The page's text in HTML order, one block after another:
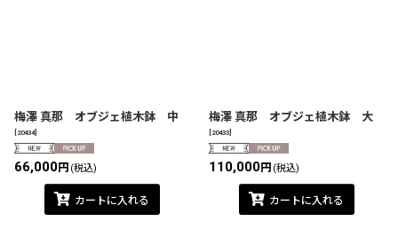
梅澤 真那 オブジェ植木鉢 中
[20434]
66,000円 (税込)
カートに入れる
梅澤 真那 オブジェ植木鉢 大
[20433]
110,000円 (税込)
カートに入れる